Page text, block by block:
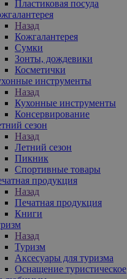
Пластиковая посуда
Назад
Кожгалантерея
Сумки
Зонты, дождевики
Косметички
инструменты
Назад
Кухонные инструменты
Консервирование
сезон
Назад
Летний сезон
Пикник
Спортивные товары
продукция
Назад
Печатная продукция
Книги
Назад
Туризм
Аксесуары для туризма
Оснащение туристическое